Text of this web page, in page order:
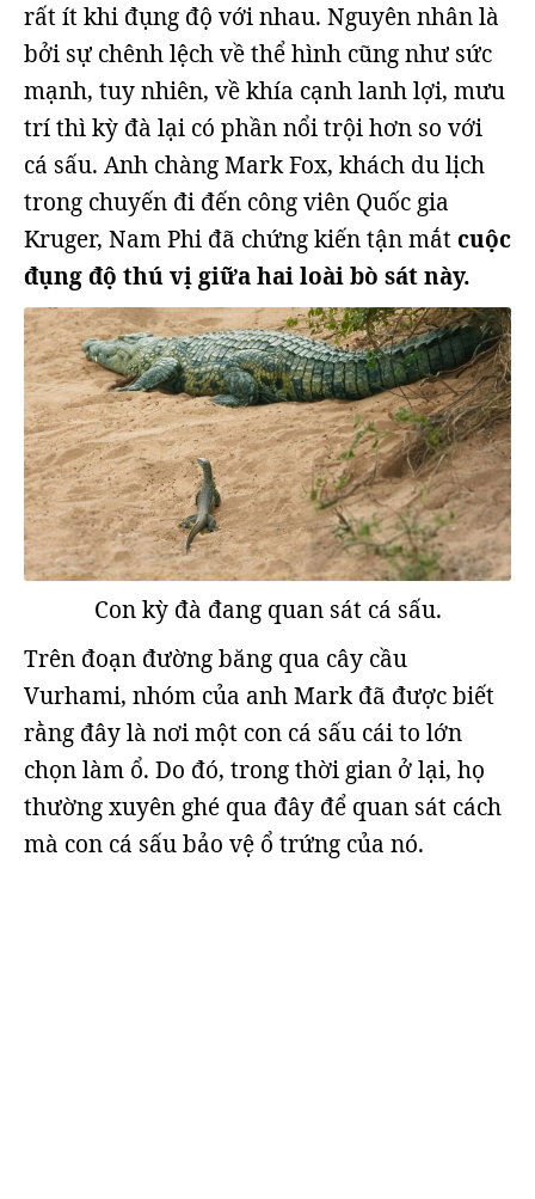
rất ít khi đụng độ với nhau. Nguyên nhân là
bởi sự chênh lệch về thể hình cũng như sức
mạnh, tuy nhiên, về khía cạnh lanh lợi, mưu
trí thì kỳ đà lại có phần nổi trội hơn so với
cá sấu. Anh chàng Mark Fox, khách du lịch
trong chuyến đi đến công viên Quốc gia
Kruger, Nam Phi đã chứng kiến tận mắt cuộc
đụng độ thú vị giữa hai loài bò sát này.
Con kỳ đà đang quan sát cá sấu.
Trên đoạn đường băng qua cây cầu
Vurhami, nhóm của anh Mark đã được biết
rằng đây là nơi một con cá sấu cái to lớn
chọn làm ổ. Do đó, trong thời gian ở lại, họ
thường xuyên ghé qua đây để quan sát cách
mà con cá sấu bảo vệ ổ trứng của nó.